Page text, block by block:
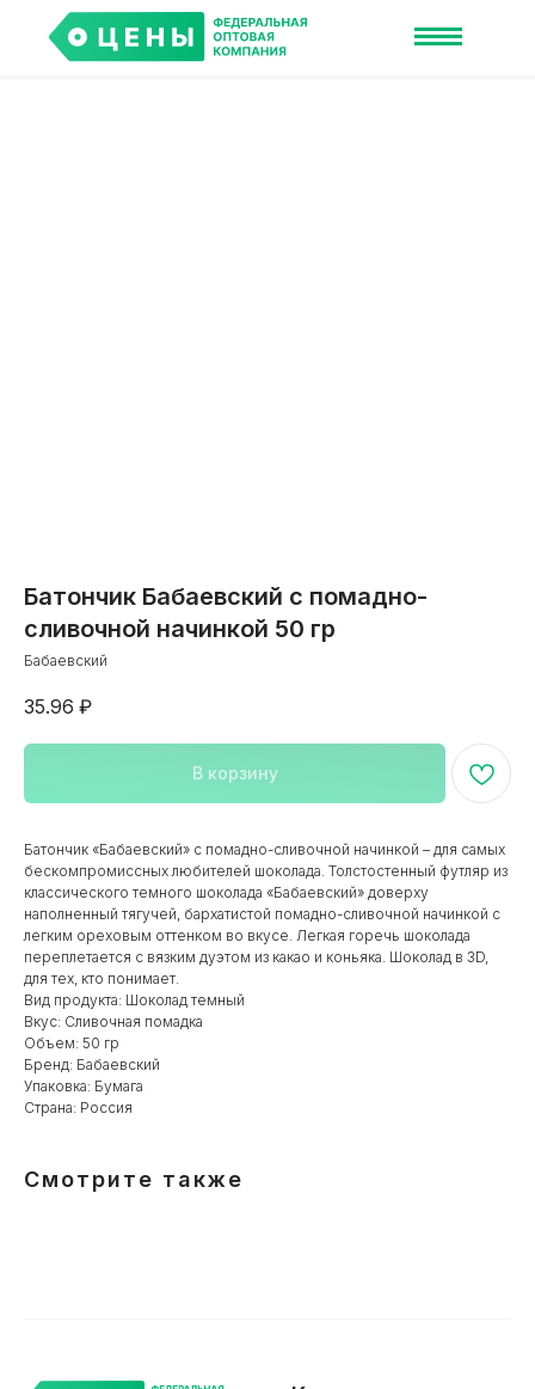
+7 495 150-03-51-
Москва и МО
8 800 222 19 16 -
Бесплатный по России
Заказать звонок
Батончик Бабаевский с помадно-
сливочной начинкой 50 гр
Бабаевский
35.96 ₽
В корзину
Батончик «Бабаевский» с помадно-сливочной начинкой – для самых
бескомпромиссных любителей шоколада. Толстостенный футляр из
классического темного шоколада «Бабаевский» доверху
наполненный тягучей, бархатистой помадно-сливочной начинкой с
легким ореховым оттенком во вкусе. Легкая горечь шоколада
переплетается с вязким дуэтом из какао и коньяка. Шоколад в 3D,
для тех, кто понимает.
Вид продукта: Шоколад темный
Вкус: Сливочная помадка
Объем: 50 гр
Бренд: Бабаевский
Упаковка: Бумага
Страна: Россия
Смотрите также